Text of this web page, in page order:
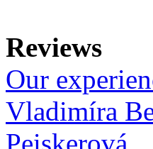
Reviews
Our
Vladimíra